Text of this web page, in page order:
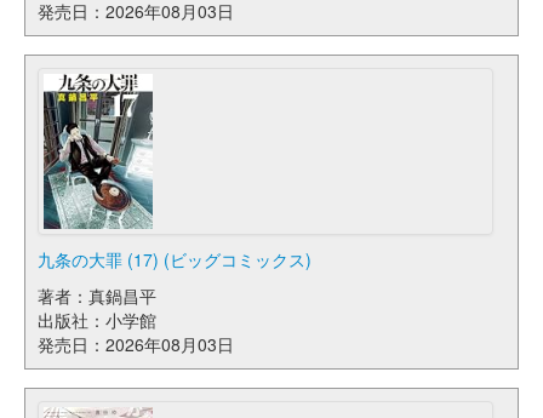
発売日：2026年08月03日
九条の大罪 (17) (ビッグコミックス)
著者：真鍋昌平
出版社：小学館
発売日：2026年08月03日